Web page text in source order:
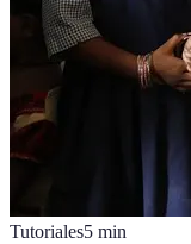
Tutoriales5 min